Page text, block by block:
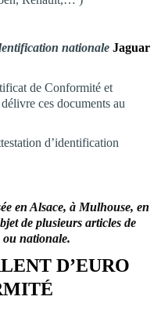
nationale Jaguar
de Conformité et
ces documents au
d’identification
en Alsace, à Mulhouse, en
de plusieurs articles de
ou nationale.
D’EURO